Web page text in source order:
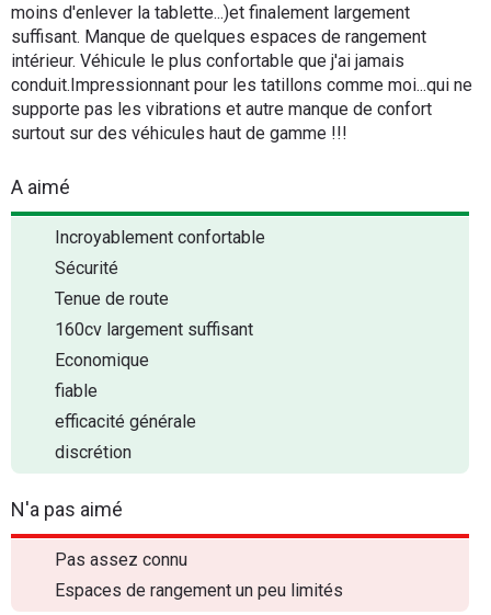
moins d'enlever la tablette...)et finalement largement
suffisant. Manque de quelques espaces de rangement
intérieur. Véhicule le plus confortable que j'ai jamais
conduit.Impressionnant pour les tatillons comme moi...qui ne
supporte pas les vibrations et autre manque de confort
surtout sur des véhicules haut de gamme !!!
A aimé
Incroyablement confortable
Sécurité
Tenue de route
160cv largement suffisant
Economique
fiable
efficacité générale
discrétion
N'a pas aimé
Pas assez connu
Espaces de rangement un peu limités